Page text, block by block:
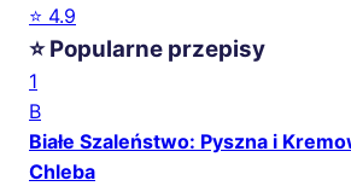
⭐ 4.9
⭐ Popularne przepisy
1
B
Białe Szaleństwo: Pyszna i
Chleba